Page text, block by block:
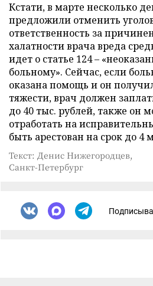
Кстати, в марте несколько
предложили отменить
ответственность за
халатности врача вреда
идет о статье 124 –
больному». Сейчас, если
оказана помощь и он
тяжести, врач должен
до 40 тыс. рублей, также он
отработать на
быть арестован на срок до 4
Текст: Денис Нижегородцев,
Санкт-Петербург